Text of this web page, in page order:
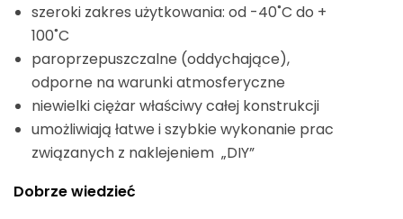
szeroki zakres użytkowania: od -40˚C do +
100˚C
paroprzepuszczalne (oddychające),
odporne na warunki atmosferyczne
niewielki ciężar właściwy całej konstrukcji
umożliwiają łatwe i szybkie wykonanie prac
związanych z naklejeniem „DIY”
Dobrze wiedzieć